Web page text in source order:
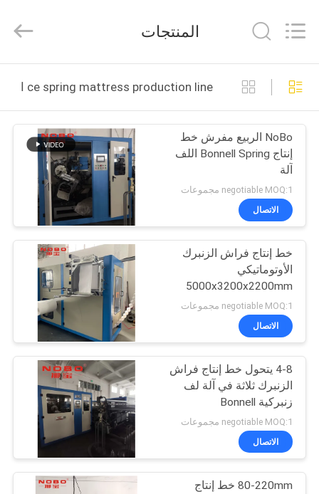
منزل
المنتجات
حول
جولة
المعمل
ضبط
الجودة
اتصل
أخبار
2026
Foshan
Co.,
Rights
Developed
ECER
المنتجات
ce spring mattress production line التصنيع عبر الإنترنت
NoBo الربيع مفرش خط
إنتاج Bonnell Spring اللف
آلة
negotiable MOQ:1 مجموعات
الاتصال
خط إنتاج فراش الزنبرك
الأوتوماتيكي
5000x3200x2200mm
negotiable MOQ:1 مجموعات
الاتصال
4-8 يتحول خط إنتاج فراش
الزنبرك ثلاثة في آلة لف
زنبركية Bonnell
negotiable MOQ:1 مجموعات
الاتصال
80-220mm خط إنتاج